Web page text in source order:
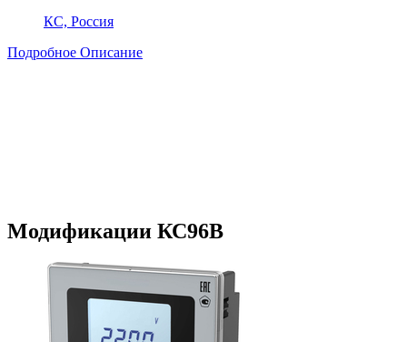
КС, Россия
Подробное Описание
Модификации КС96В